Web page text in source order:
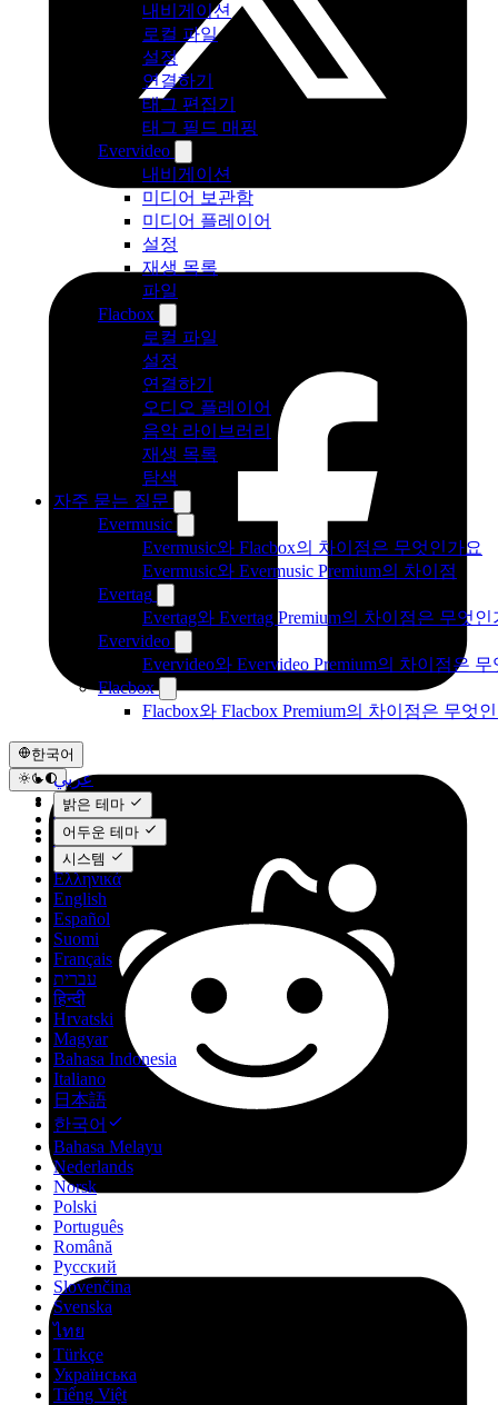
내비게이션
로컬 파일
설정
연결하기
태그 편집기
태그 필드 매핑
Evervideo
내비게이션
미디어 보관함
미디어 플레이어
설정
재생 목록
파일
Flacbox
로컬 파일
설정
연결하기
오디오 플레이어
음악 라이브러리
재생 목록
탐색
자주 묻는 질문
Evermusic
Evermusic와 Flacbox의 차이점은 무엇인가요
Evermusic와 Evermusic Premium의 차이점
Evertag
Evertag와 Evertag Premium의 차이점은 무엇인
Evervideo
Evervideo와 Evervideo Premium의 차이점은
Flacbox
Flacbox와 Flacbox Premium의 차이점은 무엇
한국어
عربي
Català
Čeština
Dansk
Deutsch
Ελληνικά
English
Español
Suomi
Français
עברית
हिन्दी
Hrvatski
Magyar
Bahasa Indonesia
Italiano
日本語
한국어
Bahasa Melayu
Nederlands
Norsk
Polski
Português
Română
Русский
Slovenčina
Svenska
ไทย
Türkçe
Українська
Tiếng Việt
밝은 테마
어두운 테마
시스템